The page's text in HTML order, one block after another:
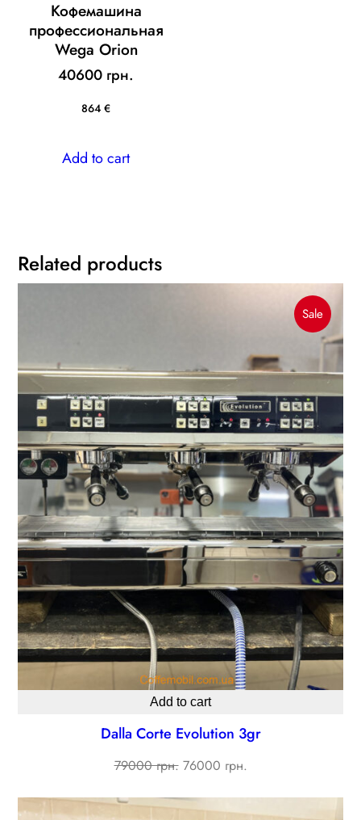
Кофемашина
профессиональная
Wega Orion
40600 грн.
864 €
Add to cart
Related products
SaleProduct
On
Sale
Add to cart
Dalla Corte Evolution 3gr
79000 грн. Original
was:
76000 грн.Current
is: